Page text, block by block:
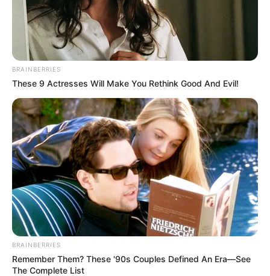
(foto: ttseeds)
Baca juga:Gak Cuma Tangan, 10 Model Henna Kaki Ini
Juga Terlihat Keren
Walaupun berbeda, satu kesamaan kesepuluh jenis itu adalah
sama-sama bikin tenggorokan lebih segar. Rasa yang juga manis
sehingga bisa bikin mood balik lagi.
BRAINBERRIES
These 9 Actresses Will Make You Rethink Good And Evil!
BRAINBERRIES
Remember Them? These '90s Couples Defined An Era—See
The Complete List